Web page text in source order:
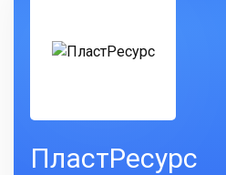
ПластРесурс